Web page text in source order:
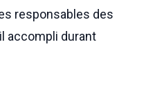
responsables des
accompli durant